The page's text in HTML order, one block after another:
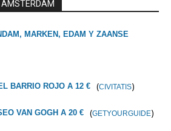
AMSTERDAM
MARKEN, EDAM Y ZAANSE
BARRIO ROJO A 12 € (CIVITATIS)
VAN GOGH A 20 € (GETYOURGUIDE)